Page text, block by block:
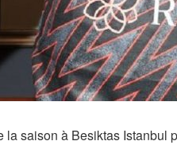
la saison à Besiktas Istanbul